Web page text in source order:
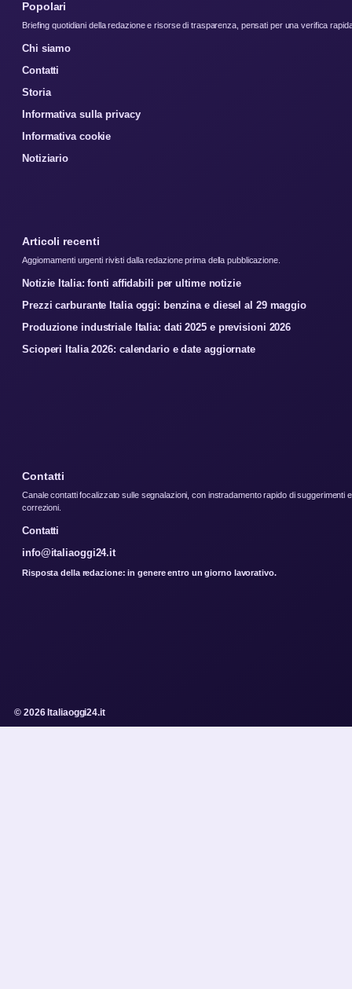
Popolari
Briefing quotidiani della redazione e risorse di trasparenza, pensati per una verifica
Chi siamo
Contatti
Storia
Informativa sulla privacy
Informativa cookie
Notiziario
Articoli recenti
Aggiornamenti urgenti rivisti dalla redazione prima della pubblicazione.
Notizie Italia: fonti affidabili per ultime notizie
Prezzi carburante Italia oggi: benzina e diesel al 29 maggio
Produzione industriale Italia: dati 2025 e previsioni 2026
Scioperi Italia 2026: calendario e date aggiornate
Contatti
Canale contatti focalizzato sulle segnalazioni, con instradamento rapido di suggerimenti e
correzioni.
Contatti
info@italiaoggi24.it
Risposta della redazione: in genere entro un giorno lavorativo.
© 2026 Italiaoggi24.it